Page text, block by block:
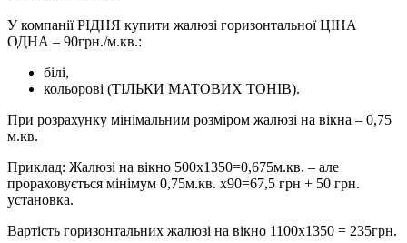
У компанії РІДНЯ купити жалюзі горизонтальної ЦІНА
ОДНА – 90грн./м.кв.:
білі,
кольорові (ТІЛЬКИ МАТОВИХ ТОНІВ).
При розрахунку мінімальним розміром жалюзі на вікна – 0,75
м.кв.
Приклад: Жалюзі на вікно 500х1350=0,675м.кв. – але
прораховується мінімум 0,75м.кв. х90=67,5 грн + 50 грн.
установка.
Вартість горизонтальних жалюзі на вікно 1100х1350 = 235грн.